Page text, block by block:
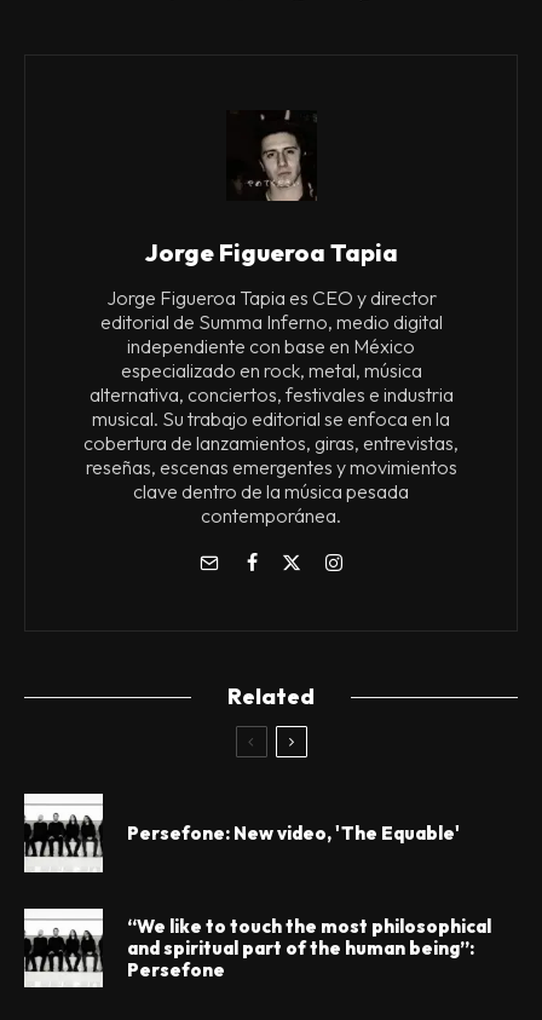
Jorge Figueroa Tapia
Jorge Figueroa Tapia es CEO y director
editorial de Summa Inferno, medio digital
independiente con base en México
especializado en rock, metal, música
alternativa, conciertos, festivales e industria
musical. Su trabajo editorial se enfoca en la
cobertura de lanzamientos, giras, entrevistas,
reseñas, escenas emergentes y movimientos
clave dentro de la música pesada
contemporánea.
Related
Persefone: New video, 'The Equable'
“We like to touch the most philosophical
and spiritual part of the human being”:
Persefone